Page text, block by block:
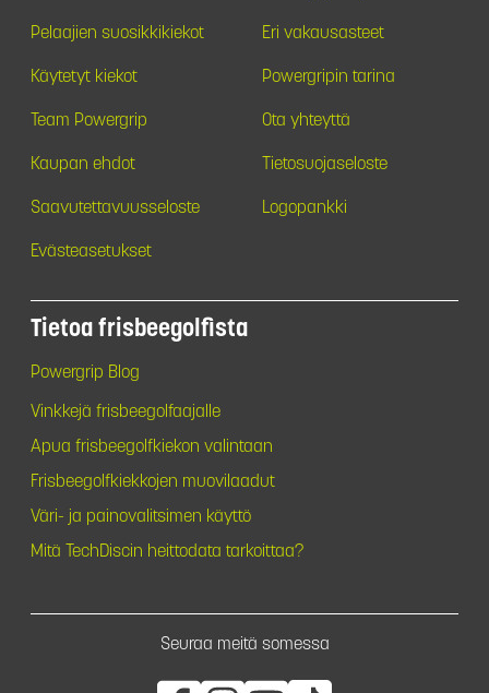
Pelaajien suosikkikiekot Eri vakausasteet
Käytetyt kiekot Powergripin tarina
Team Powergrip Ota yhteyttä
Kaupan ehdot Tietosuojaseloste
Saavutettavuusseloste Logopankki
Evästeasetukset
Tietoa frisbeegolfista
Powergrip Blog
Vinkkejä frisbeegolfaajalle
Apua frisbeegolfkiekon valintaan
Frisbeegolfkiekkojen muovilaadut
Väri- ja painovalitsimen käyttö
Mitä TechDiscin heittodata tarkoittaa?
Seuraa meitä somessa